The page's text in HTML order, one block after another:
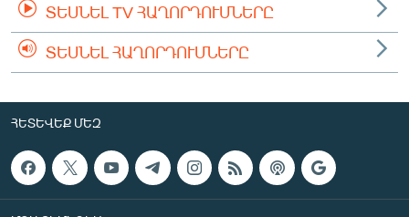
ՏԵՍՆԵԼ TV ՀԱՂՈՐԴՈՒՄՆԵՐԸ
ՏԵՍՆԵԼ ՀԱՂՈՐԴՈՒՄՆԵՐԸ
ՀԵՏԵՎԵՔ ՄԵԶ